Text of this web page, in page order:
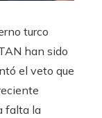
turco
han sido
el veto que
falta la